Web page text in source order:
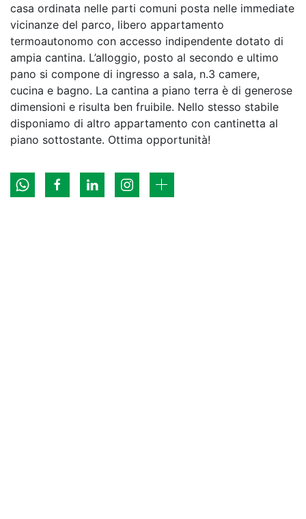
casa ordinata nelle parti comuni posta nelle immediate
vicinanze del parco, libero appartamento
termoautonomo con accesso indipendente dotato di
ampia cantina. L’alloggio, posto al secondo e ultimo
pano si compone di ingresso a sala, n.3 camere,
cucina e bagno. La cantina a piano terra è di generose
dimensioni e risulta ben fruibile. Nello stesso stabile
disponiamo di altro appartamento con cantinetta al
piano sottostante. Ottima opportunità!